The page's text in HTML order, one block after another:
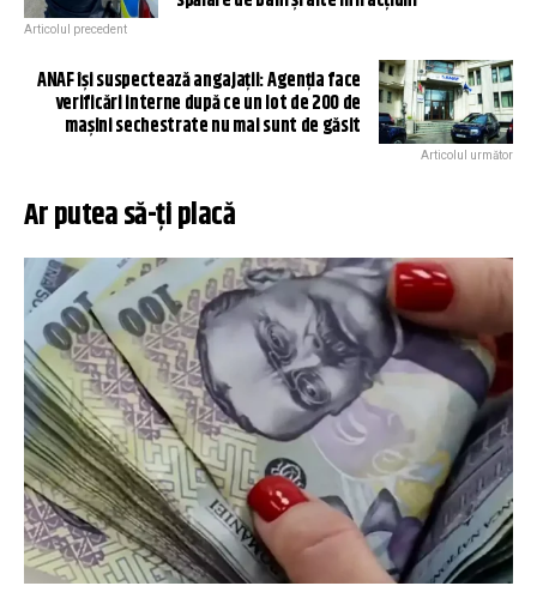
Articolul precedent
ANAF își suspectează angajații: Agenția face
verificări interne după ce un lot de 200 de
mașini sechestrate nu mai sunt de găsit
Articolul următor
Ar putea să-ți placă